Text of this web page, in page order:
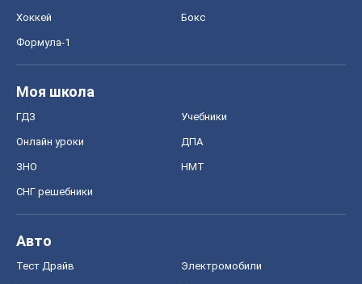
Хоккей Бокс
Формула-1
Моя школа
ГДЗ Учебники
Онлайн уроки ДПА
ЗНО НМТ
СНГ решебники
Авто
Тест Драйв Электромобили